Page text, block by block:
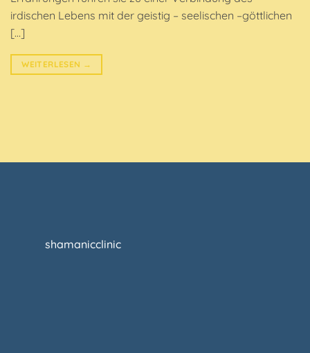
irdischen Lebens mit der geistig – seelischen –göttlichen
[…]
WEITERLESEN →
shamanicclinic